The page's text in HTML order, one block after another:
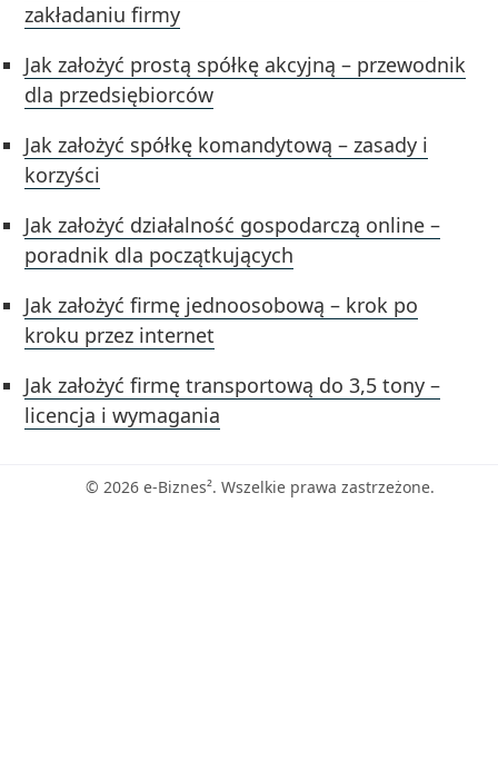
zakładaniu firmy
Jak założyć prostą spółkę akcyjną – przewodnik
dla przedsiębiorców
Jak założyć spółkę komandytową – zasady i
korzyści
Jak założyć działalność gospodarczą online –
poradnik dla początkujących
Jak założyć firmę jednoosobową – krok po
kroku przez internet
Jak założyć firmę transportową do 3,5 tony –
licencja i wymagania
© 2026 e-Biznes². Wszelkie prawa zastrzeżone.